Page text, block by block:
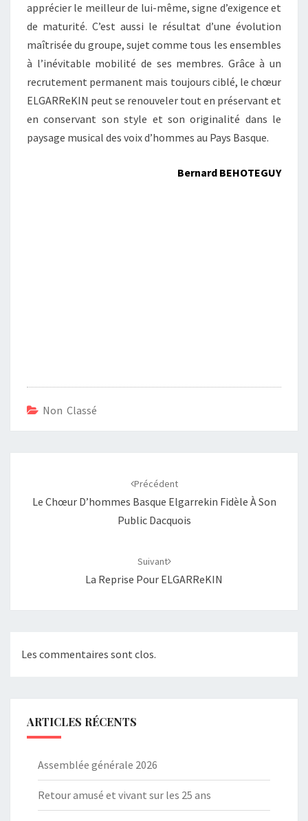
apprécier le meilleur de lui-même, signe d’exigence et
de maturité. C’est aussi le résultat d’une évolution
maîtrisée du groupe, sujet comme tous les ensembles
à l’inévitable mobilité de ses membres. Grâce à un
recrutement permanent mais toujours ciblé, le chœur
ELGARReKIN peut se renouveler tout en préservant et
en conservant son style et son originalité dans le
paysage musical des voix d’hommes au Pays Basque.
Bernard BEHOTEGUY
Non Classé
Précédent
Le Chœur D’hommes Basque Elgarrekin Fidèle À Son
Public Dacquois
Suivant
La Reprise Pour ELGARReKIN
Les commentaires sont clos.
ARTICLES RÉCENTS
Assemblée générale 2026
Retour amusé et vivant sur les 25 ans